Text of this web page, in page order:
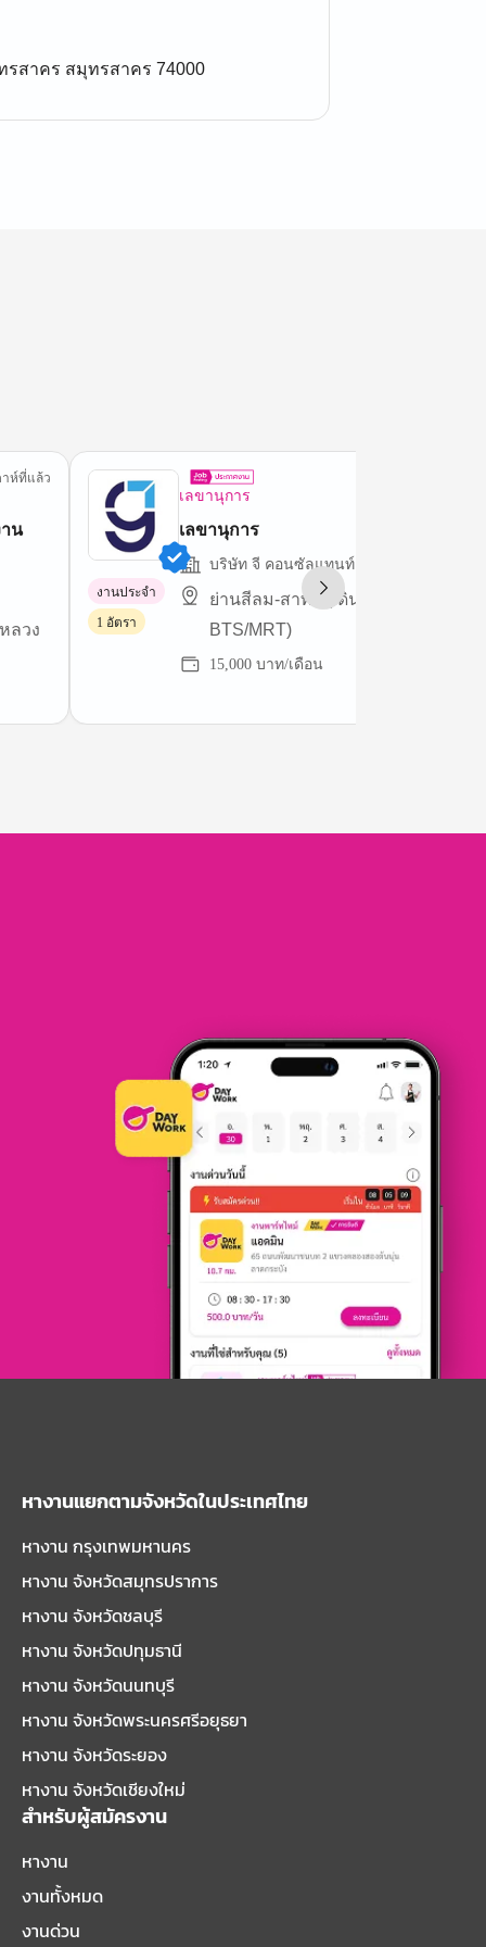
รสาคร สมุทรสาคร 74000
ห์ที่แล้ว
น
ลวง
เลขานุการ
เลขานุการ
บริษัท จี คอนซัลแทนท์ จำกัด
ย่านสีลม-สาทร (เดินทางสะดวก ใกล้
BTS/MRT)
15,000 บาท/เดือน
งานประจำ
1 อัตรา
หางานแยกตามจังหวัดในประเทศไทย
หางาน กรุงเทพมหานคร
หางาน จังหวัดสมุทรปราการ
หางาน จังหวัดชลบุรี
หางาน จังหวัดปทุมธานี
หางาน จังหวัดนนทบุรี
หางาน จังหวัดพระนครศรีอยุธยา
หางาน จังหวัดระยอง
หางาน จังหวัดเชียงใหม่
สำหรับผู้สมัครงาน
หางาน
งานทั้งหมด
งานด่วน